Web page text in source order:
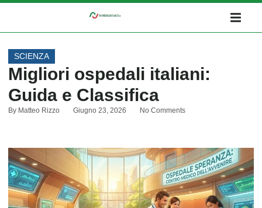
SCIENZA
Migliori ospedali italiani:
Guida e Classifica
By Matteo Rizzo Giugno 23, 2026 No Comments